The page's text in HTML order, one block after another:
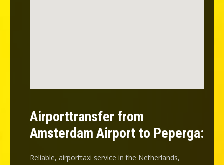
Airporttransfer from
Amsterdam Airport to Peperga:
Reliable, airporttaxi service in the Netherlands,